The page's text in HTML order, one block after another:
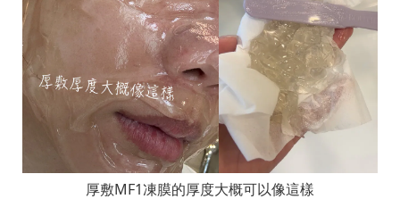
厚敷MF1凍膜的厚度大概可以像這樣